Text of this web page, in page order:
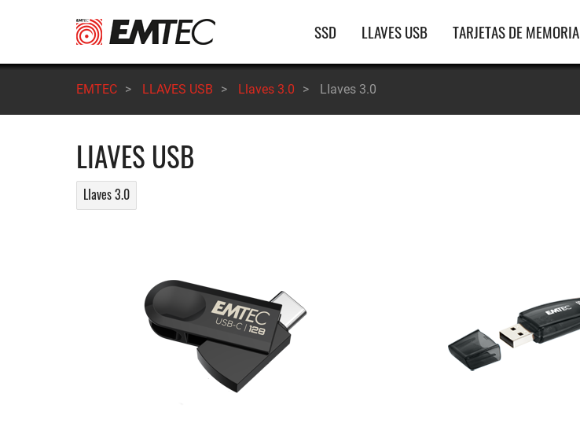
principal
Navegación
principal
SSD LLAVES USB TARJETAS DE MEMORIA
EMTEC > LLAVES USB > Llaves 3.0 > LIaves 3.0
LIAVES USB
LIaves 3.0